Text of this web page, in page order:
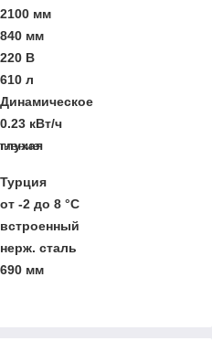
2100 мм
840 мм
220 В
610 л
Динамическое
0.23 кВт/ч
глухая
Турция
от -2 до 8 °C
встроенный
нерж. сталь
690 мм